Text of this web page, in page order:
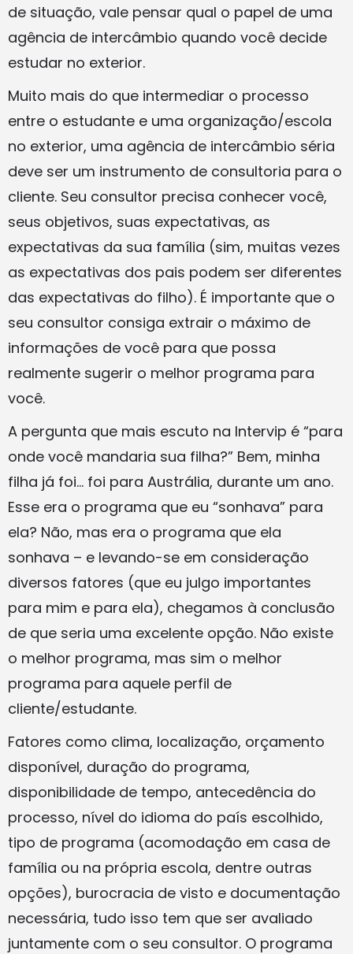
de situação, vale pensar qual o papel de uma
agência de intercâmbio quando você decide
estudar no exterior.
Muito mais do que intermediar o processo
entre o estudante e uma organização/escola
no exterior, uma agência de intercâmbio séria
deve ser um instrumento de consultoria para o
cliente. Seu consultor precisa conhecer você,
seus objetivos, suas expectativas, as
expectativas da sua família (sim, muitas vezes
as expectativas dos pais podem ser diferentes
das expectativas do filho). É importante que o
seu consultor consiga extrair o máximo de
informações de você para que possa
realmente sugerir o melhor programa para
você.
A pergunta que mais escuto na Intervip é “para
onde você mandaria sua filha?” Bem, minha
filha já foi… foi para Austrália, durante um ano.
Esse era o programa que eu “sonhava” para
ela? Não, mas era o programa que ela
sonhava – e levando-se em consideração
diversos fatores (que eu julgo importantes
para mim e para ela), chegamos à conclusão
de que seria uma excelente opção. Não existe
o melhor programa, mas sim o melhor
programa para aquele perfil de
cliente/estudante.
Fatores como clima, localização, orçamento
disponível, duração do programa,
disponibilidade de tempo, antecedência do
processo, nível do idioma do país escolhido,
tipo de programa (acomodação em casa de
família ou na própria escola, dentre outras
opções), burocracia de visto e documentação
necessária, tudo isso tem que ser avaliado
juntamente com o seu consultor. O programa